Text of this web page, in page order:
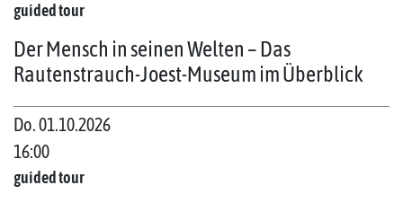
guided tour
Der Mensch in seinen Welten – Das
Rautenstrauch-Joest-Museum im Überblick
Do. 01.10.2026
16:00
guided tour